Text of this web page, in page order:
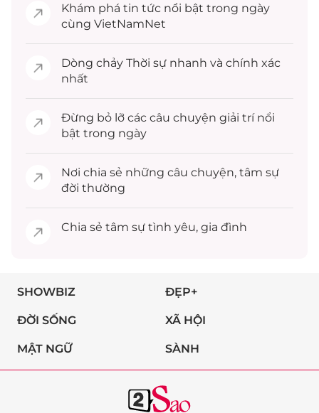
Khám phá tin tức nổi bật trong ngày
cùng VietNamNet
Dòng chảy Thời sự nhanh và chính xác
nhất
Đừng bỏ lỡ các câu chuyện giải trínổi
bật trong ngày
Nơi chia sẻ những câu chuyện, tâm sự
đời thường
Chia sẻ tâm sự tình yêu, gia đình
SHOWBIZ ĐẸP+
ĐỜI SỐNG XÃ HỘI
MẬT NGỮ SÀNH